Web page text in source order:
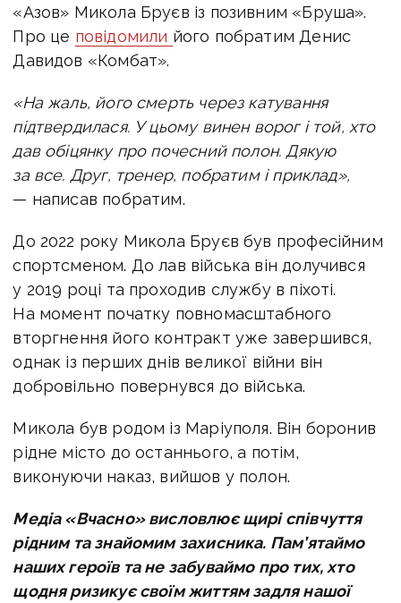
«Азов» Микола Бруєв із позивним «Бруша».
Про це повідомили його побратим Денис
Давидов «Комбат».
«На жаль, його смерть через катування
підтвердилася. У цьому винен ворог і той, хто
дав обіцянку про почесний полон. Дякую
за все. Друг, тренер, побратим і приклад»,
— написав побратим.
До 2022 року Микола Бруєв був професійним
спортсменом. До лав війська він долучився
у 2019 році та проходив службу в піхоті.
На момент початку повномасштабного
вторгнення його контракт уже завершився,
однак із перших днів великої війни він
добровільно повернувся до війська.
Микола був родом із Маріуполя. Він боронив
рідне місто до останнього, а потім,
виконуючи наказ, вийшов у полон.
Медіа «Вчасно» висловлює щирі співчуття
рідним та знайомим захисника. Пам’ятаймо
наших героїв та не забуваймо про тих, хто
щодня ризикує своїм життям задля нашої